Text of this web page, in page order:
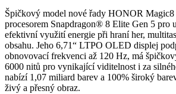
Špičkový model nové řady HONOR Magic8
procesorem Snapdragon® 8 Elite Gen 5 pro
efektivní využití energie při hraní her,
obsahu. Jeho 6,71“ LTPO OLED displej
obnovovací frekvenci až 120 Hz, má
6000 nitů pro vynikající viditelnost i za
nabízí 1,07 miliard barev a 100% široký
živý a přesný obraz.